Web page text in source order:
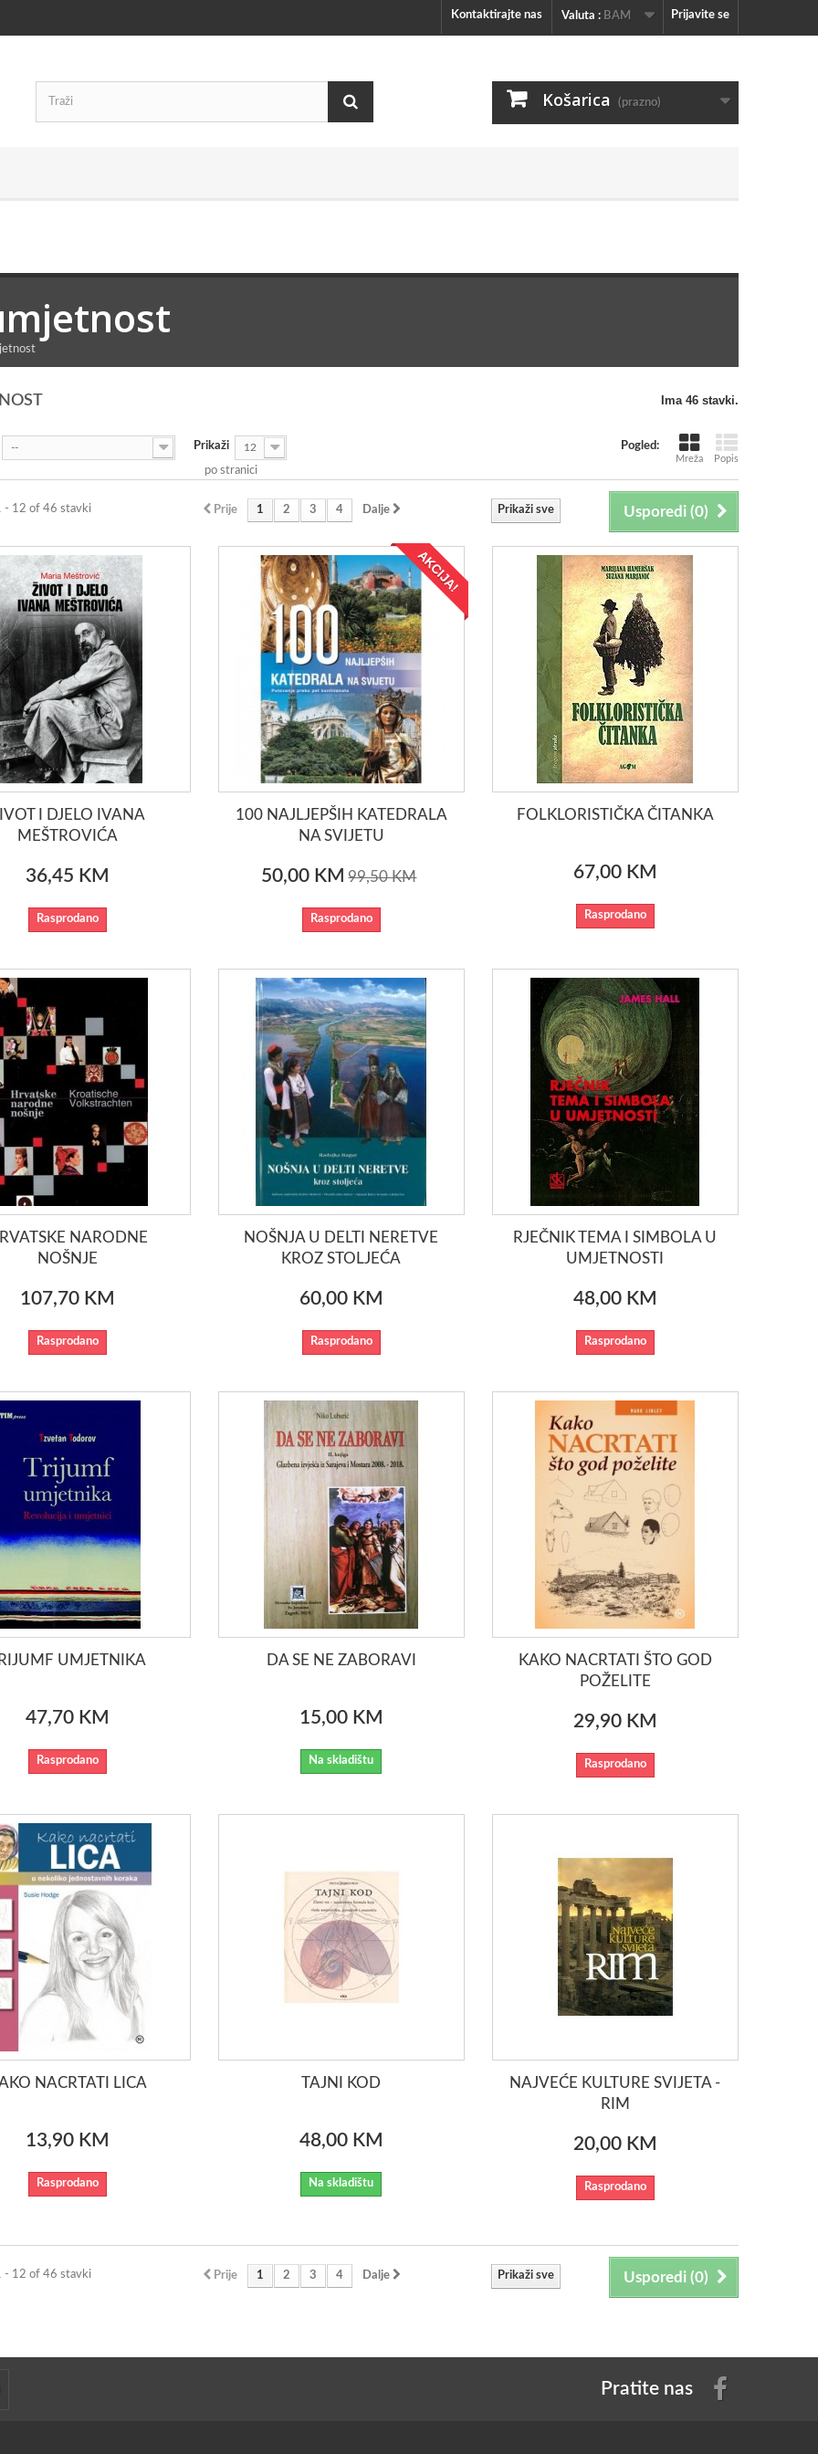
Prijavite se
Valuta : BAM
Kontaktirajte nas
Košarica (prazno)
Ima 46 stavki.
Pogled:
Mreža Popis
-- Prikaži 12
po stranici
Usporedi (0)
Prikaži sve
Prije 1 2 3 4 Dalje
- 12 of 46 stavki
I DJELO IVANA
MEŠTROVIĆA
36,45 KM
Rasprodano
AKCIJA!
100 NAJLJEPŠIH KATEDRALA
NA SVIJETU
50,00 KM 99,50 KM
Rasprodano
FOLKLORISTIČKA ČITANKA
67,00 KM
Rasprodano
NARODNE
NOŠNJE
107,70 KM
Rasprodano
NOŠNJA U DELTI NERETVE
KROZ STOLJEĆA
60,00 KM
Rasprodano
RJEČNIK TEMA I SIMBOLA U
UMJETNOSTI
48,00 KM
Rasprodano
UMJETNIKA
47,70 KM
Rasprodano
DA SE NE ZABORAVI
15,00 KM
Na skladištu
KAKO NACRTATI ŠTO GOD
POŽELITE
29,90 KM
Rasprodano
NACRTATI LICA
13,90 KM
Rasprodano
TAJNI KOD
48,00 KM
Na skladištu
NAJVEĆE KULTURE SVIJETA -
RIM
20,00 KM
Rasprodano
Usporedi (0)
Prikaži sve
Prije 1 2 3 4 Dalje
- 12 of 46 stavki
Pratite nas